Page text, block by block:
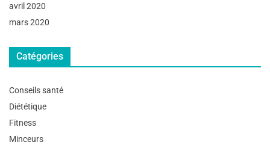
avril 2020
mars 2020
Catégories
Conseils santé
Diététique
Fitness
Minceurs